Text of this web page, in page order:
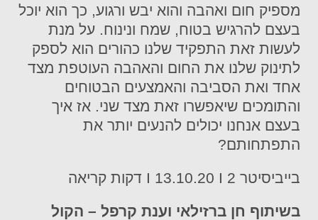
מספיק חום ואהבה והוא יבש ורגוע, כך הוא יוכל
בעצם להרגיש בטוח, שמח ונינוח. על מנת
לעשות זאת התפקיד שלנו כהורים הוא לספק
לתינוק שלנו את החום והאהבה העוטפת מצד
אחד ואת הסביבה והאמצעים הבטוחים
והתומכים שיאפשרו זאת מצד שני. אז איך
בעצם אנחנו יכולים להנעים יותר את
התפתחותם?
בייביסיטר I 13.10.20 I 2 דקות קריאה
בשיתוף חן ברזילאי וענת קרפל – הקול